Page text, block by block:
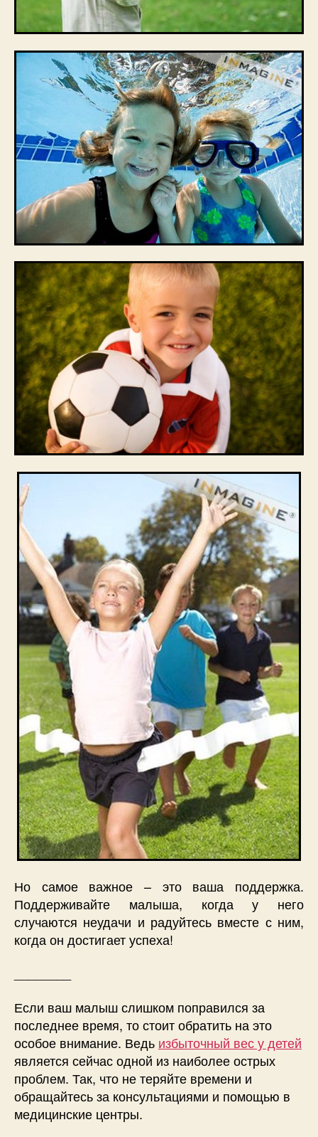
Но самое важное – это ваша поддержка.
Поддерживайте малыша, когда у него
случаются неудачи и радуйтесь вместе с ним,
когда он достигает успеха!
Если ваш малыш слишком поправился за
последнее время, то стоит обратить на это
особое внимание. Ведь избыточный вес у детей
является сейчас одной из наиболее острых
проблем. Так, что не теряйте времени и
обращайтесь за консультациями и помощью в
медицинские центры.